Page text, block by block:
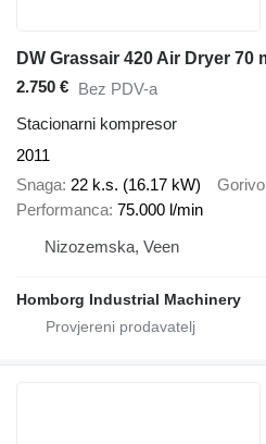
2.750 € Bez PDV-a
Stacionarni kompresor
2011
Snaga 22 k.s. (16.17 kW) Gorivo
Performanca 75.000 l/min
Nizozemska, Veen
Homborg Industrial Machinery